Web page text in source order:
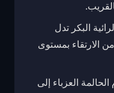
البكر تدل
الارتقاء بمستوى
العزباء إلى